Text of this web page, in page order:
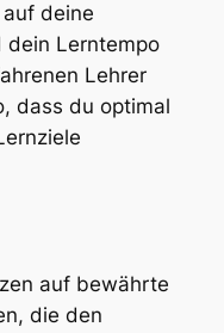
deine
dein Lerntempo
Lehrer
dass du optimal
auf bewährte
die den